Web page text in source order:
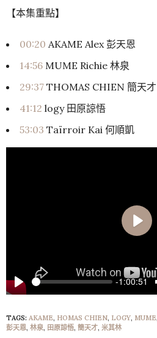
【本集重點】
00:20 AKAME Alex 彭天恩
14:56 MUME Richie 林泉
29:37 THOMAS CHIEN 簡天才
41:12 logy 田原諒悟
53:03 Taïrroir Kai 何順凱
Play
-1:00:51
Play
TAGS: AKAME, HOMAS CHIEN, LOGY, MUME
彭天恩, 林泉, 田原諒悟, 簡天才, 米其林